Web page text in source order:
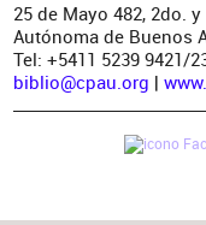
25 de Mayo 482, 2do.
Autónoma de Buenos
Tel: +5411 5239 9421/
biblio@cpau.org |